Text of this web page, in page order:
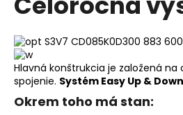
Hlavná konštrukcia je založená
spojenie. Systém Easy Up & Down
Okrem toho má stan: